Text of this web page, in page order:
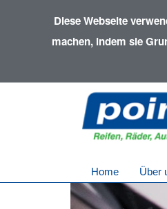
Diese Webseite
machen, indem sie
Home Über